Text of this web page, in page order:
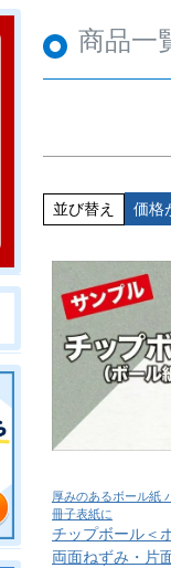
商品一
並び替え 価格
厚みのあるボール紙
冊子表紙に
チップボール＜
両面ねずみ・片